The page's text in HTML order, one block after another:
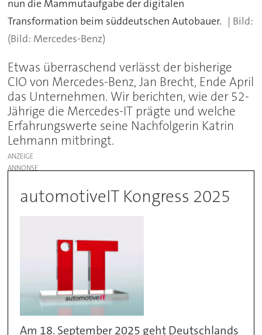
nun die Mammutaufgabe der digitalen
Transformation beim süddeutschen Autobauer.
(Bild: Mercedes-Benz)
Etwas überraschend verlässt der bisherige
CIO von Mercedes-Benz, Jan Brecht, Ende April
das Unternehmen. Wir berichten, wie der 52-
Jährige die Mercedes-IT prägte und welche
Erfahrungswerte seine Nachfolgerin Katrin
Lehmann mitbringt.
ANZEIGE
automotiveIT Kongress 2025
Am 18. September 2025 geht Deutschlands